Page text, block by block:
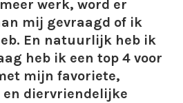
werk, word er
mij gevraagd of ik
En natuurlijk heb ik
heb ik een top 4 voor
mijn favoriete,
diervriendelijke